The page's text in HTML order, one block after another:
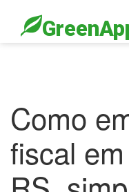
Como
fiscal